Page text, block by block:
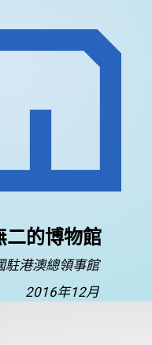
二的博物館
駐港澳總領事館
2016年12月